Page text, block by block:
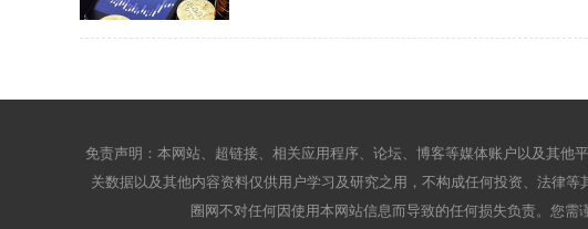
免责声明：本网站、超链接、相关应用程序、论坛、博客等媒体账户以及其
关数据以及其他内容资料仅供用户学习及研究之用，不构成任何投资、法律
圈网不对任何因使用本网站信息而导致的任何损失负责。您